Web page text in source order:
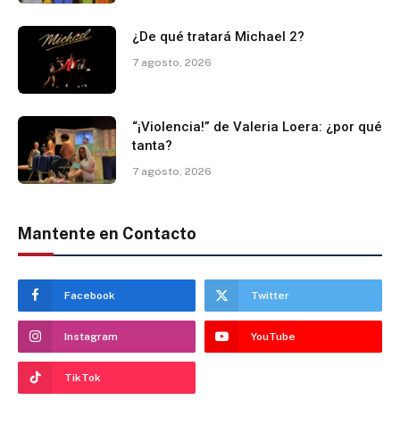
¿De qué tratará Michael 2?
7 agosto, 2026
“¡Violencia!” de Valeria Loera: ¿por qué
tanta?
7 agosto, 2026
Mantente en Contacto
Facebook Twitter
Instagram YouTube
TikTok